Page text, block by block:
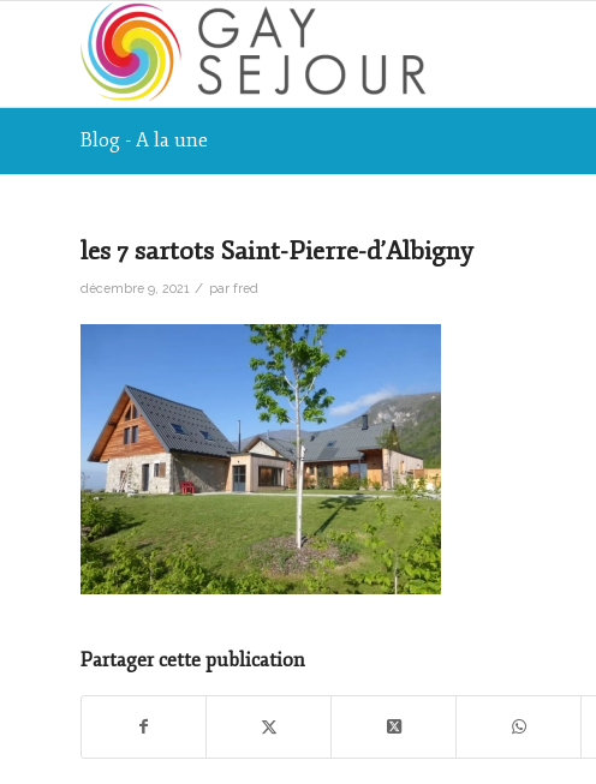
Blog - A la une
les 7 sartots Saint-Pierre-d’Albigny
décembre 9, 2021 / par fred
Partager cette publication